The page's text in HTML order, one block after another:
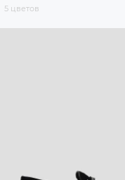
5 цветов